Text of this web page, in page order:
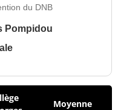
du DNB
Pompidou
Moyenne